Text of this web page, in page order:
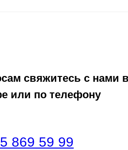
свяжитесь с нами
или по телефону
869 59 99